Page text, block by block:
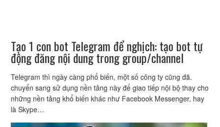
Tạo 1 con bot Telegram để nghịch: tạo bot tự
động đăng nội dung trong group/channel
Telegram thì ngày càng phổ biến, một số công ty cũng đã.
chuyển sang sử dụng nền tảng này để giao tiếp nội bộ thay cho
những nền tảng khổ biến khác như Facebook Messenger, hay
là Skype…